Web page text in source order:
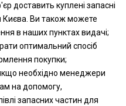
доставить куплені запасні
Києва. Ви також можете
в наших пунктах видачі;
оптимальний спосіб
покупки;
необхідно менеджери
на допомогу,
запасних частин для